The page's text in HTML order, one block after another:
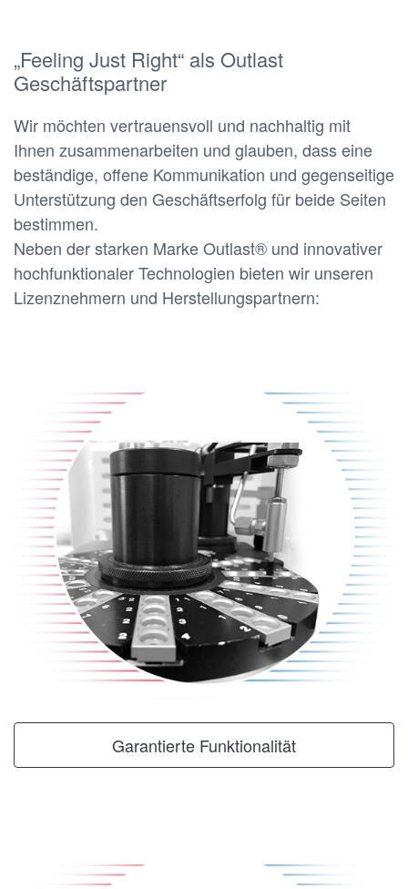
„Feeling Just Right“ als Outlast
Geschäftspartner
Wir möchten vertrauensvoll und nachhaltig mit
Ihnen zusammenarbeiten und glauben, dass eine
beständige, offene Kommunikation und gegenseitige
Unterstützung den Geschäftserfolg für beide Seiten
bestimmen.
Neben der starken Marke Outlast® und innovativer
hochfunktionaler Technologien bieten wir unseren
Lizenznehmern und Herstellungspartnern:
Garantierte Funktionalität